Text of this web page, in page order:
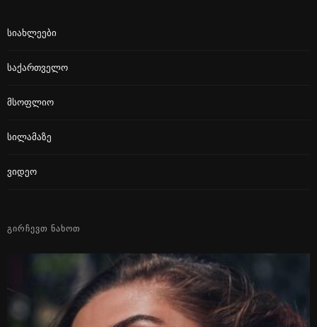
Სიახლეები
Საქართველო
Მსოფლიო
Სილამაზე
Ვიდეო
ᲒᲘᲠᲩᲔᲕᲗ ᲜᲐᲮᲝᲗ